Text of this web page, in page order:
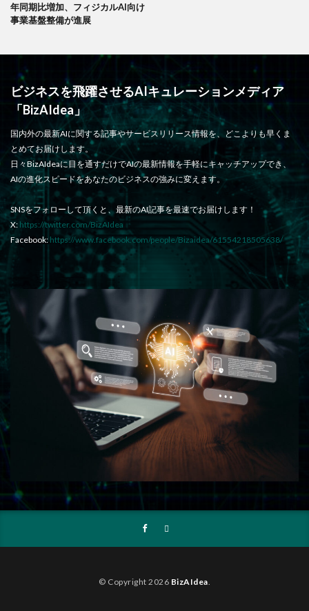
年同期比増加、フィジカルAI向け
事業基盤整備が進展
ビジネスを飛躍させるAIキュレーションメディア
「BizAIdea」
国内外の最新AIに関する記事やサービスリリース情報を、どこよりも早くま
とめてお届けします。
日々BizAIdeaに目を通すだけでAIの最新情報を手軽にキャッチアップでき、
AIの進化スピードをあなたのビジネスの強みに変えます。
SNSをフォローして頂くと、最新のAI記事を最速でお届けします！
X: https://twitter.com/BizAIdea
Facebook: https://www.facebook.com/people/Bizaidea/61554218505638/
© Copyright 2026 BizAIdea